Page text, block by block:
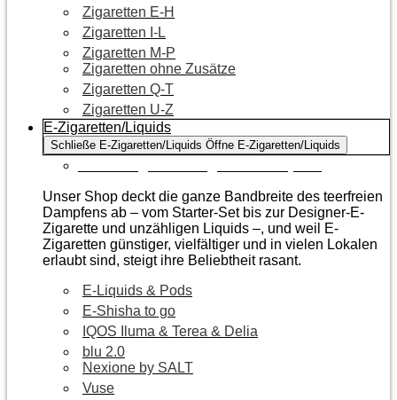
Zigaretten E-H
Zigaretten I-L
Zigaretten M-P
Zigaretten ohne Zusätze
Zigaretten Q-T
Zigaretten U-Z
E-Zigaretten/Liquids
Schließe E-Zigaretten/Liquids Öffne E-Zigaretten/Liquids
Unser Shop deckt die ganze Bandbreite des teerfreien
Dampfens ab – vom Starter-Set bis zur Designer-E-
Zigarette und unzähligen Liquids –, und weil E-
Zigaretten günstiger, vielfältiger und in vielen Lokalen
erlaubt sind, steigt ihre Beliebtheit rasant.
E-Liquids & Pods
E-Shisha to go
IQOS Iluma & Terea & Delia
blu 2.0
Nexione by SALT
Vuse